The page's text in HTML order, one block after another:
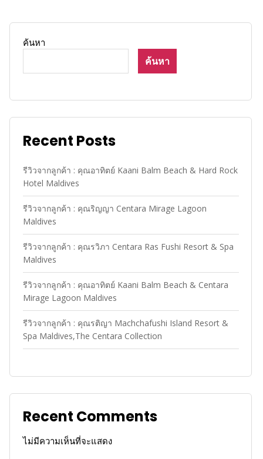
ค้นหา
ค้นหา
Recent Posts
รีวิวจากลูกค้า : คุณอาทิตย์ Kaani Balm Beach & Hard Rock
Hotel Maldives
รีวิวจากลูกค้า : คุณริญญา Centara Mirage Lagoon
Maldives
รีวิวจากลูกค้า : คุณรวิภา Centara Ras Fushi Resort & Spa
Maldives
รีวิวจากลูกค้า : คุณอาทิตย์ Kaani Balm Beach & Centara
Mirage Lagoon Maldives
รีวิวจากลูกค้า : คุณรติญา Machchafushi Island Resort &
Spa Maldives,The Centara Collection
Recent Comments
ไม่มีความเห็นที่จะแสดง